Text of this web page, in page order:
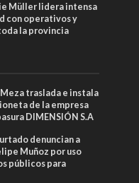
Müller lidera intensa
con operativos y
la provincia
traslada e instala
de la empresa
DIMENSIÓN S.A
denuncian a
Muñoz por uso
públicos para